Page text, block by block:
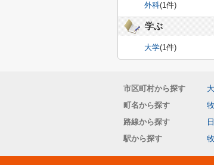
外科(1件)
学ぶ
大学(1件)
市区町村から探す
町名から探す
牧
路線から探す
駅から探す
牧